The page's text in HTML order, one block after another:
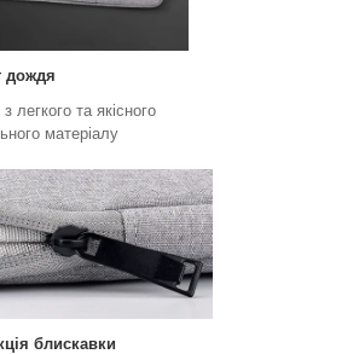
дождя
легкого та якісного
матеріалу
блискавки